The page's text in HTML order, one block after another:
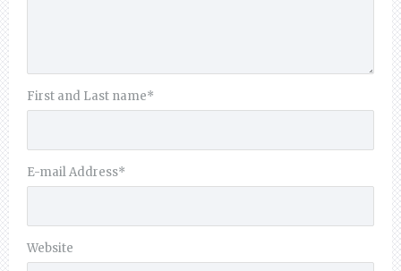
First and Last name*
E-mail Address*
Website